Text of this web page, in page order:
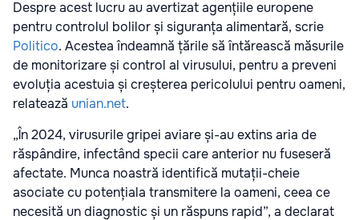
Despre acest lucru au avertizat agențiile europene
pentru controlul bolilor și siguranța alimentară, scrie
Politico. Acestea îndeamnă țările să întărească măsurile
de monitorizare și control al virusului, pentru a preveni
evoluția acestuia și creșterea pericolului pentru oameni,
relatează unian.net.
„În 2024, virusurile gripei aviare și-au extins aria de
răspândire, infectând specii care anterior nu fuseseră
afectate. Munca noastră identifică mutații-cheie
asociate cu potențiala transmitere la oameni, ceea ce
necesită un diagnostic și un răspuns rapid”, a declarat